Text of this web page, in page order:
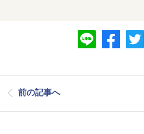
前の記事へ